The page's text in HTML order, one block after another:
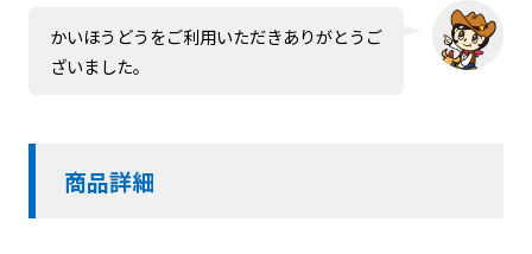
かいほうどうをご利用いただきありがとうご
ざいました。
商品詳細